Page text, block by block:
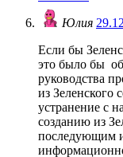
Юлия
Если бы
это было бы
руководства
из Зеленского
устранение с
созданию из
последующим